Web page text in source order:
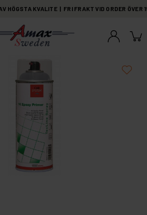
HÖGSTA KVALITE | FRI FRAKT VID ORDER